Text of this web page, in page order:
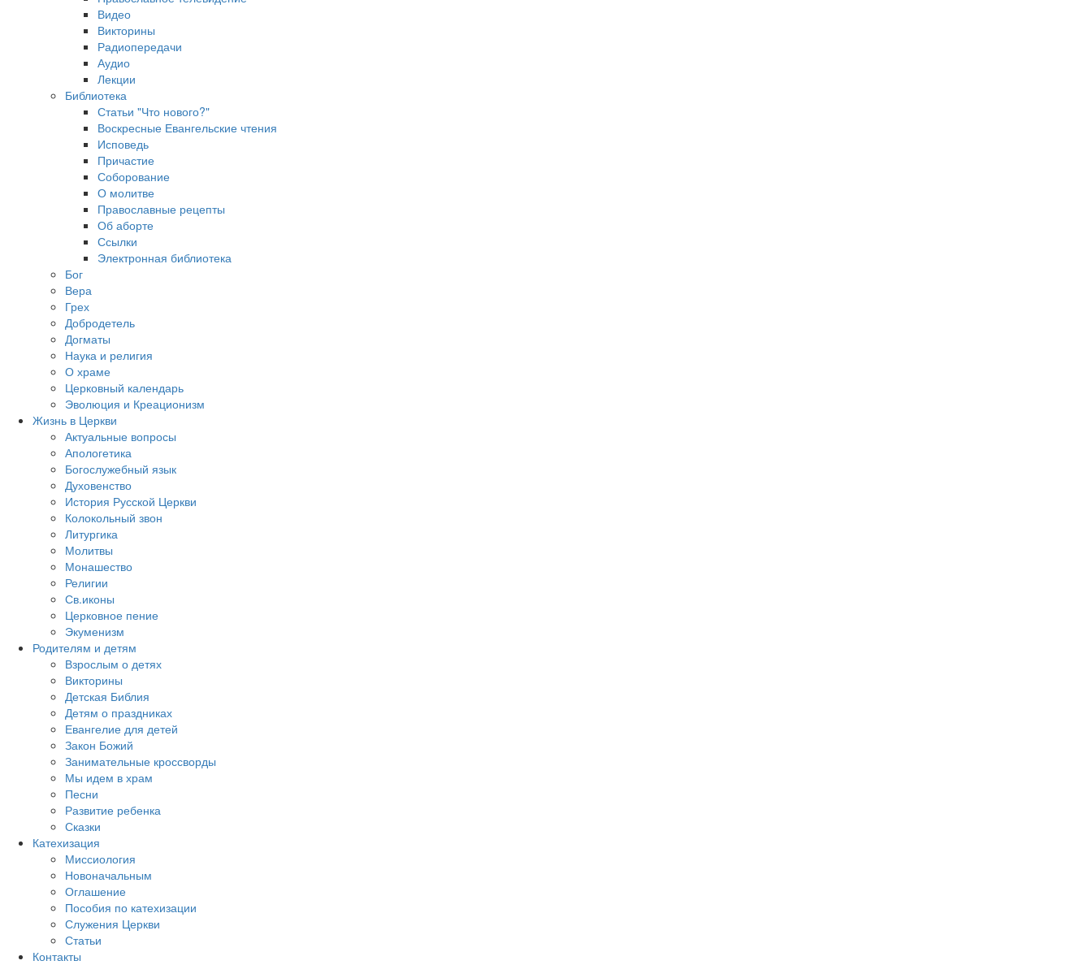
Видео
Викторины
Радиопередачи
Аудио
Лекции
Библиотека
Статьи "Что нового?"
Воскресные Евангельские чтения
Исповедь
Причастие
Соборование
О молитве
Православные рецепты
Об аборте
Ссылки
Электронная библиотека
Бог
Вера
Грех
Добродетель
Догматы
Наука и религия
О храме
Церковный календарь
Эволюция и Креационизм
Жизнь в Церкви
Актуальные вопросы
Апологетика
Богослужебный язык
Духовенство
История Русской Церкви
Колокольный звон
Литургика
Молитвы
Монашество
Религии
Св.иконы
Церковное пение
Экуменизм
Родителям и детям
Взрослым о детях
Викторины
Детская Библия
Детям о праздниках
Евангелие для детей
Закон Божий
Занимательные кроссворды
Мы идем в храм
Песни
Развитие ребенка
Сказки
Катехизация
Миссиология
Новоначальным
Оглашение
Пособия по катехизации
Служения Церкви
Статьи
Контакты